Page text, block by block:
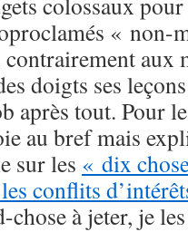
« non-
aux
doigts ses
après tout. Pour
au bref mais
sur les « dix
conflits
chose à jeter, je